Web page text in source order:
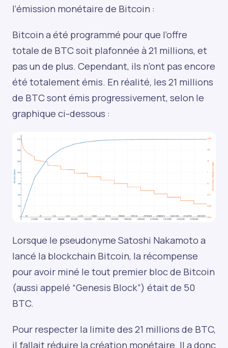
l’émission monétaire de Bitcoin :
Bitcoin a été programmé pour que l’offre
totale de BTC soit plafonnée à 21 millions, et
pas un de plus. Cependant, ils n’ont pas encore
été totalement émis. En réalité, les 21 millions
de BTC sont émis progressivement, selon le
graphique ci-dessous :
Lorsque le pseudonyme Satoshi Nakamoto a
lancé la blockchain Bitcoin, la récompense
pour avoir miné le tout premier bloc de Bitcoin
(aussi appelé “Genesis Block”) était de 50
BTC.
Pour respecter la limite des 21 millions de BTC,
il fallait réduire la création monétaire. Il a donc